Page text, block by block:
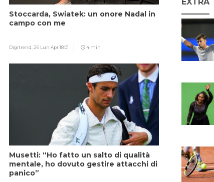
Stoccarda, Swiatek: un onore Nadal in
campo con me
Digitrend, 26 Lun Apr 18:01 4 min
Musetti: “Ho fatto un salto di qualità
mentale, ho dovuto gestire attacchi di
panico”
EXTRA